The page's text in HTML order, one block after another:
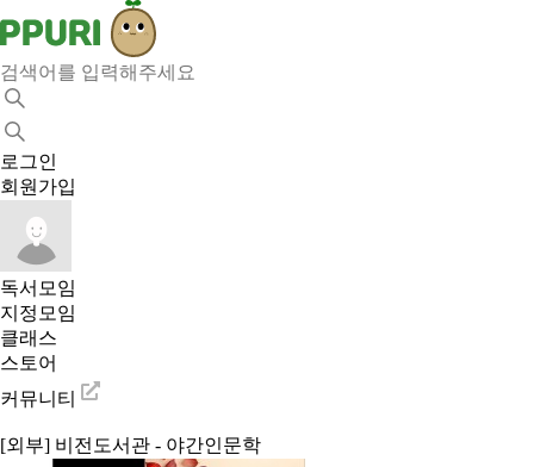
로그인
회원가입
독서모임
지정모임
클래스
스토어
커뮤니티
[외부] 비전도서관 - 야간인문학